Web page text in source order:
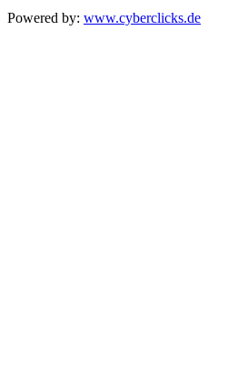
Powered by: www.cyberclicks.de